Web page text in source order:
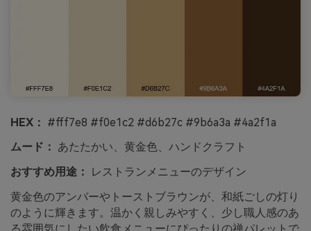
HEX： #fff7e8 #f0e1c2 #d6b27c #9b6a3a #4a2f1a
ムード： あたたかい、黄金色、ハンドクラフト
おすすめ用途：
レストランメニューのデザイン
黄金色のアンバーやトーストブラウンが、和紙ごしの灯り
のように輝きます。温かく親しみやすく、少し職人感のあ